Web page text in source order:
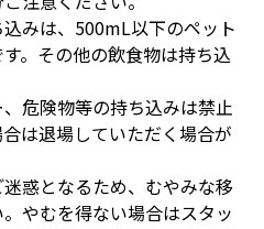
みは、500mL以下のペット
。その他の飲食物は持ち込
危険物等の持ち込みは禁止
は退場していただく場合が
惑となるため、むやみな移
やむを得ない場合はスタッ